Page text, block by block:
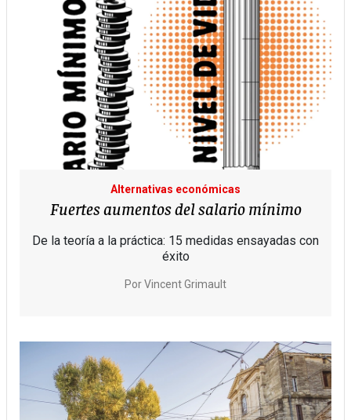
Alternativas económicas
Fuertes aumentos del salario mínimo
De la teoría a la práctica: 15 medidas ensayadas con
éxito
PorVincent Grimault